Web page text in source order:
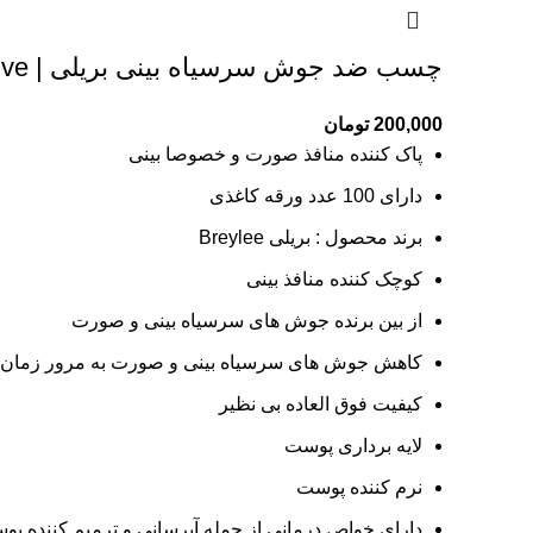
چسب ضد جوش سرسیاه بینی بریلی | Braille blackhead anti-acne adhesive
200,000 تومان
پاک کننده منافذ صورت و خصوصا بینی
دارای 100 عدد ورقه کاغذی
برند محصول : بریلی Breylee
کوچک کننده منافذ بینی
از بین برنده جوش های سرسیاه بینی و صورت
کاهش جوش های سرسیاه بینی و صورت به مرور زمان
کیفیت فوق العاده بی نظیر
لایه برداری پوست
نرم کننده پوست